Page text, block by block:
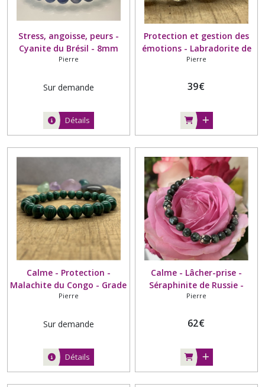
Stress, angoisse, peurs -
Cyanite du Brésil - 8mm
Pierre
Sur demande
Détails
Protection et gestion des
émotions - Labradorite de
Madagascar, grade AA -
grade AA - 8mm -
Pierre
39€
Calme - Protection -
Malachite du Congo - Grade
AA - 8mm
Pierre
Sur demande
Détails
Calme - Lâcher-prise -
Séraphinite de Russie -
Grade AA - 6mm - Entoure
Pierre
62€